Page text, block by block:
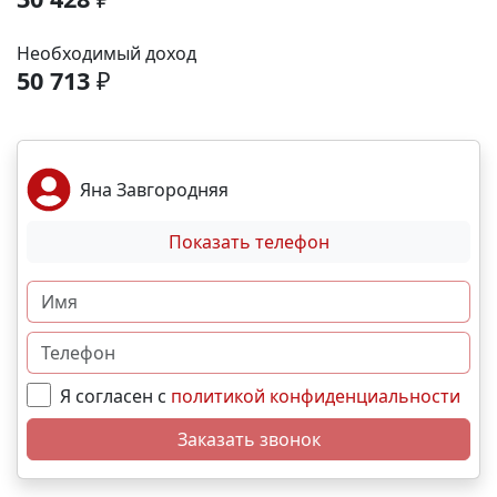
бассейн Транспортная доступность: - В 5 минутах
ходьбы — остановка общественного транспорта
(маршрутки, автобусы, троллейбус). - 5 минут до
Симферополя на машине. - 10–12 минут до ТРК
«МЕГАНОМ». Выгодные условия покупки: -
Беспроцентная рассрочка - Льготная ипотека. -
Возможно использовать материнский капитал, как
для приобретения в рассрочку так и в ипотеку.
Свяжитесь с нами прямо сейчас и мы подберем
лучший вариант именно для Вас! N3293
Необходимый доход
50 713 ₽
Яна Завгородняя
Показать телефон
Я согласен с политикой конфиденциальности
Заказать звонок